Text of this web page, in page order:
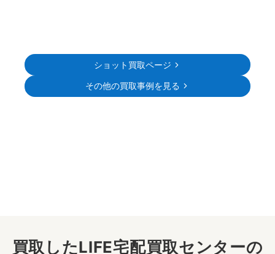
ショット買取ページ
その他の買取事例を見る
買取したLIFE宅配買取センターの